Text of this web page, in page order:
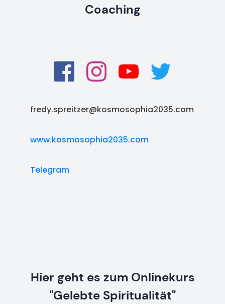
Coaching
fredy.spreitzer@kosmosophia2035.com
www.kosmosophia2035.com
Telegram
Hier geht es zum Onlinekurs
"Gelebte Spiritualität"